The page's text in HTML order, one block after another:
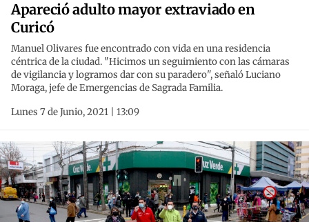
Apareció adulto mayor extraviado en
Curicó
Manuel Olivares fue encontrado con vida en una residencia
céntrica de la ciudad. "Hicimos un seguimiento con las cámaras
de vigilancia y logramos dar con su paradero", señaló Luciano
Moraga, jefe de Emergencias de Sagrada Familia.
Lunes 7 de Junio, 2021 | 13:09